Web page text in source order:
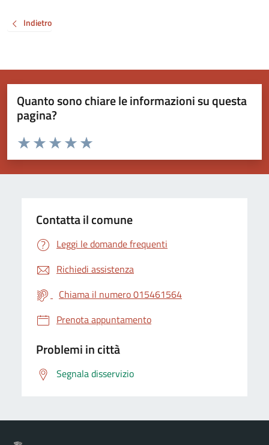
Indietro
Quanto sono chiare le informazioni su questa
pagina?
Valuta da 1 a 5 stelle la pagina
Valuta 5 stelle su 5
Valuta 4 stelle su 5
Valuta 3 stelle su 5
Valuta 2 stelle su 5
Valuta 1 stelle su 5
Contatta il comune
Leggi le domande frequenti
Richiedi assistenza
Chiama il numero 015461564
Prenota appuntamento
Problemi in città
Segnala disservizio